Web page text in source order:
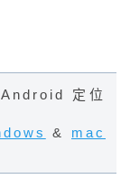
定位
& mac